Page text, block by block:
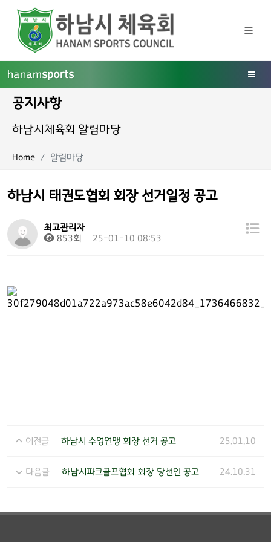
hanamsports
공지사항
하남시체육회 알림마당
Home 알림마당
하남시 태권도협회 회장 선거일정 공고
최고관리자
853회
25-01-10 08:53
이전글 하남시 수영연맹 회장 선거 공고 25.01.10
다음글 하남시파크골프협회 회장 당선인 공고 24.10.31